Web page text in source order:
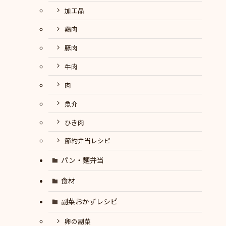
加工品
鶏肉
豚肉
牛肉
肉
魚介
ひき肉
節約弁当レシピ
パン・麺弁当
食材
副菜おかずレシピ
卵の副菜